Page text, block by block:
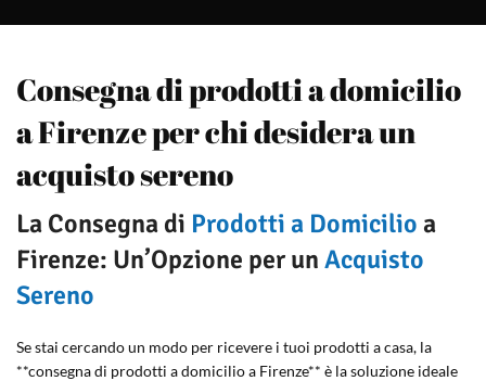
Consegna di prodotti a domicilio
a Firenze per chi desidera un
acquisto sereno
La Consegna di Prodotti a Domicilio a
Firenze: Un’Opzione per un Acquisto
Sereno
Se stai cercando un modo per ricevere i tuoi prodotti a casa, la
**consegna di prodotti a domicilio a Firenze** è la soluzione ideale